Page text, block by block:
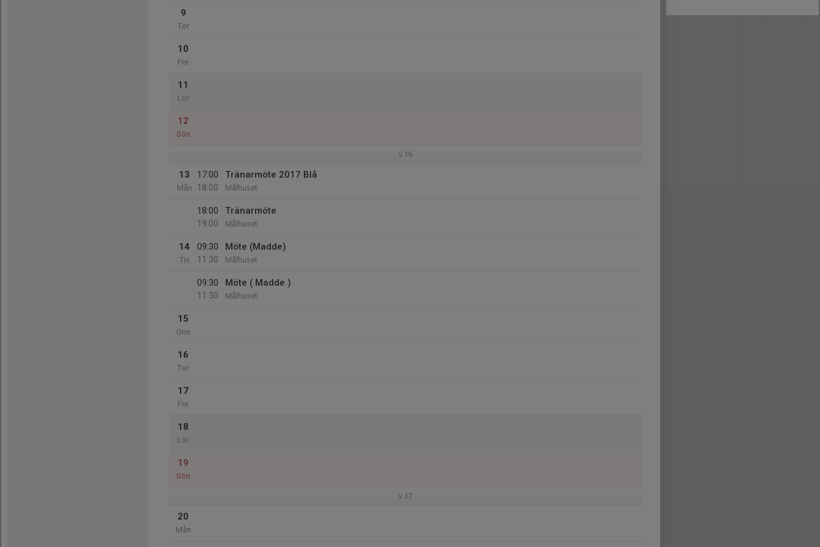
9
Tor
10
Fre
11
Lör
12
Sön
v.16
13
Mån
17:00
18:00
Tränarmöte 2017 Blå
Målhuset
18:00
19:00
Tränarmöte
Målhuset
14
Tis
09:30
11:30
Möte (Madde)
Målhuset
09:30
11:30
Möte ( Madde )
Målhuset
15
Ons
16
Tor
17
Fre
18
Lör
19
Sön
v.17
20
Mån